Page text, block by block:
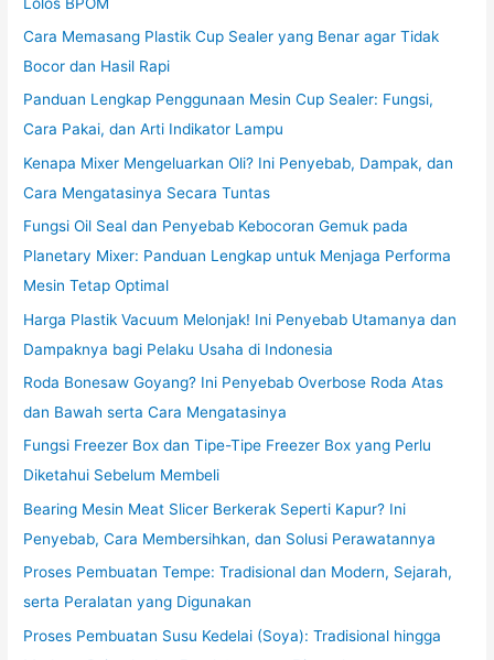
Cara Memasang Plastik Cup Sealer yang Benar agar Tidak
Bocor dan Hasil Rapi
Panduan Lengkap Penggunaan Mesin Cup Sealer: Fungsi,
Cara Pakai, dan Arti Indikator Lampu
Kenapa Mixer Mengeluarkan Oli? Ini Penyebab, Dampak, dan
Cara Mengatasinya Secara Tuntas
Fungsi Oil Seal dan Penyebab Kebocoran Gemuk pada
Planetary Mixer: Panduan Lengkap untuk Menjaga Performa
Mesin Tetap Optimal
Harga Plastik Vacuum Melonjak! Ini Penyebab Utamanya dan
Dampaknya bagi Pelaku Usaha di Indonesia
Roda Bonesaw Goyang? Ini Penyebab Overbose Roda Atas
dan Bawah serta Cara Mengatasinya
Fungsi Freezer Box dan Tipe-Tipe Freezer Box yang Perlu
Diketahui Sebelum Membeli
Bearing Mesin Meat Slicer Berkerak Seperti Kapur? Ini
Penyebab, Cara Membersihkan, dan Solusi Perawatannya
Proses Pembuatan Tempe: Tradisional dan Modern, Sejarah,
serta Peralatan yang Digunakan
Proses Pembuatan Susu Kedelai (Soya): Tradisional hingga